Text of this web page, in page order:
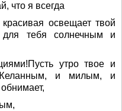
что я всегда
освещает твой
тебя солнечным и
утро твое и
и милым, и